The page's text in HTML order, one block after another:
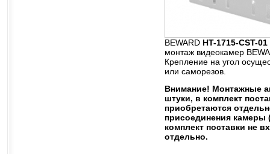
BEWARD HT-1715-CST-01
монтаж видеокамер
Крепление на угол
или саморезов.
Внимание! Монтажные
штуки, в комплект
приобретаются
присоединения камеры
комплект поставки не
отдельно.